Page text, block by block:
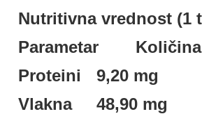
Nutritivna vrednost (1
Parametar
Količina
Proteini
9,20 mg
Vlakna
48,90 mg